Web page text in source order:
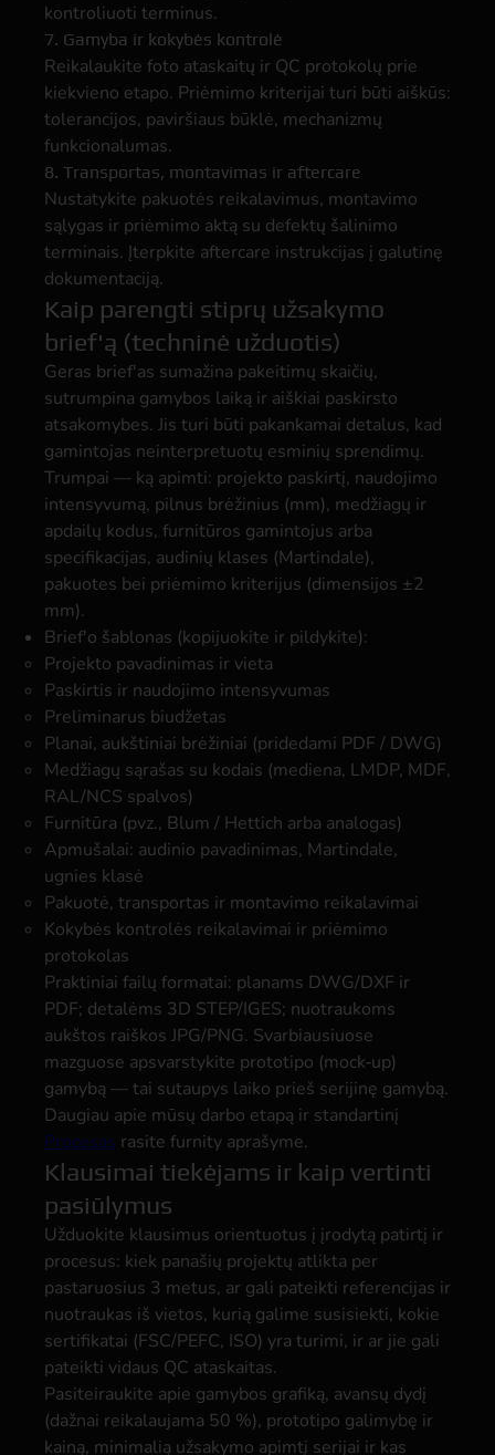
kontroliuoti terminus.
7. Gamyba ir kokybės kontrolė
Reikalaukite foto ataskaitų ir QC protokolų prie
kiekvieno etapo. Priėmimo kriterijai turi būti aiškūs:
tolerancijos, paviršiaus būklė, mechanizmų
funkcionalumas.
8. Transportas, montavimas ir aftercare
Nustatykite pakuotės reikalavimus, montavimo
sąlygas ir priėmimo aktą su defektų šalinimo
terminais. Įterpkite aftercare instrukcijas į galutinę
dokumentaciją.
Kaip parengti stiprų užsakymo
brief'ą (techninė užduotis)
Geras brief'as sumažina pakeitimų skaičių,
sutrumpina gamybos laiką ir aiškiai paskirsto
atsakomybes. Jis turi būti pakankamai detalus, kad
gamintojas neinterpretuotų esminių sprendimų.
Trumpai — ką apimti: projekto paskirtį, naudojimo
intensyvumą, pilnus brėžinius (mm), medžiagų ir
apdailų kodus, furnitūros gamintojus arba
specifikacijas, audinių klases (Martindale),
pakuotes bei priėmimo kriterijus (dimensijos ±2
mm).
Brief'o šablonas (kopijuokite ir pildykite):
Projekto pavadinimas ir vieta
Paskirtis ir naudojimo intensyvumas
Preliminarus biudžetas
Planai, aukštiniai brėžiniai (pridedami PDF / DWG)
Medžiagų sąrašas su kodais (mediena, LMDP, MDF,
RAL/NCS spalvos)
Furnitūra (pvz., Blum / Hettich arba analogas)
Apmušalai: audinio pavadinimas, Martindale,
ugnies klasė
Pakuotė, transportas ir montavimo reikalavimai
Kokybės kontrolės reikalavimai ir priėmimo
protokolas
Praktiniai failų formatai: planams DWG/DXF ir
PDF; detalėms 3D STEP/IGES; nuotraukoms
aukštos raiškos JPG/PNG. Svarbiausiuose
mazguose apsvarstykite prototipo (mock‑up)
gamybą — tai sutaupys laiko prieš serijinę gamybą.
Daugiau apie mūsų darbo etapą ir standartinį
Procesas rasite furnity aprašyme.
Klausimai tiekėjams ir kaip vertinti
pasiūlymus
Užduokite klausimus orientuotus į įrodytą patirtį ir
procesus: kiek panašių projektų atlikta per
pastaruosius 3 metus, ar gali pateikti referencijas ir
nuotraukas iš vietos, kurią galime susisiekti, kokie
sertifikatai (FSC/PEFC, ISO) yra turimi, ir ar jie gali
pateikti vidaus QC ataskaitas.
Pasiteiraukite apie gamybos grafiką, avansų dydį
(dažnai reikalaujama 50 %), prototipo galimybę ir
kainą, minimalią užsakymo apimtį serijai ir kas